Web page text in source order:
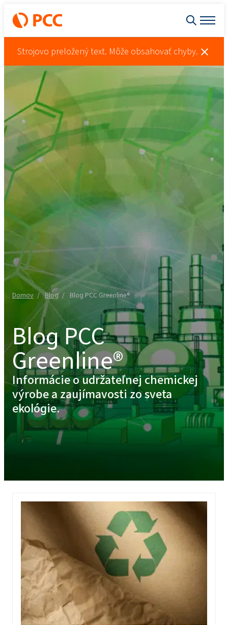
Strojovo preložený text. Môže obsahovať chyby.
Domov Blog Blog PCC Greenline®
Blog PCC
Greenline®
Informácie o udržateľnej chemickej
výrobe a zaujímavosti zo sveta
ekológie.